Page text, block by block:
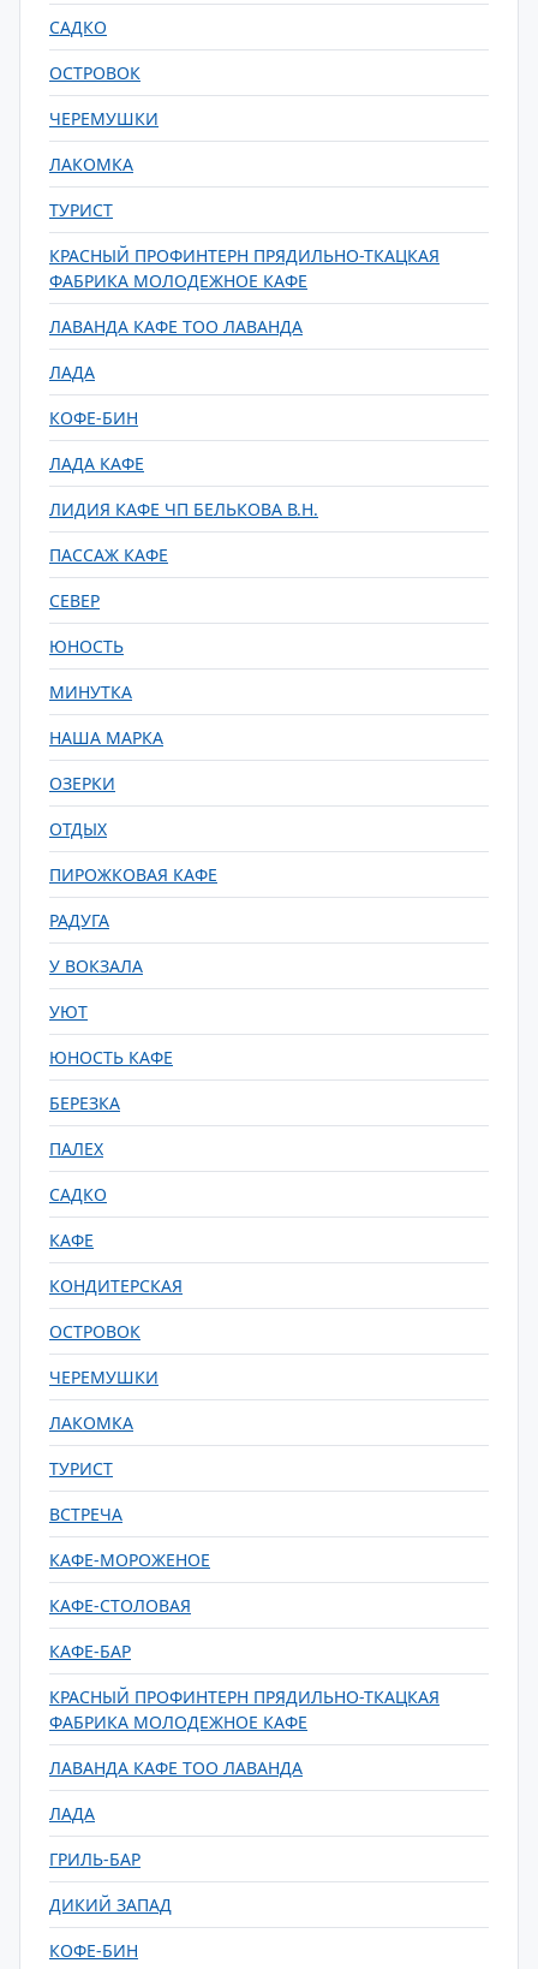
САДКО
ОСТРОВОК
ЧЕРЕМУШКИ
ЛАКОМКА
ТУРИСТ
КРАСНЫЙ ПРОФИНТЕРН ПРЯДИЛЬНО-ТКАЦКАЯ
ФАБРИКА МОЛОДЕЖНОЕ КАФЕ
ЛАВАНДА КАФЕ ТОО ЛАВАНДА
ЛАДА
КОФЕ-БИН
ЛАДА КАФЕ
ЛИДИЯ КАФЕ ЧП БЕЛЬКОВА В.Н.
ПАССАЖ КАФЕ
СЕВЕР
ЮНОСТЬ
МИНУТКА
НАША МАРКА
ОЗЕРКИ
ОТДЫХ
ПИРОЖКОВАЯ КАФЕ
РАДУГА
У ВОКЗАЛА
УЮТ
ЮНОСТЬ КАФЕ
БЕРЕЗКА
ПАЛЕХ
САДКО
КАФЕ
КОНДИТЕРСКАЯ
ОСТРОВОК
ЧЕРЕМУШКИ
ЛАКОМКА
ТУРИСТ
ВСТРЕЧА
КАФЕ-МОРОЖЕНОЕ
КАФЕ-СТОЛОВАЯ
КАФЕ-БАР
КРАСНЫЙ ПРОФИНТЕРН ПРЯДИЛЬНО-ТКАЦКАЯ
ФАБРИКА МОЛОДЕЖНОЕ КАФЕ
ЛАВАНДА КАФЕ ТОО ЛАВАНДА
ЛАДА
ГРИЛЬ-БАР
ДИКИЙ ЗАПАД
КОФЕ-БИН